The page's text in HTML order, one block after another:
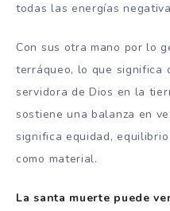
todas las energías
Con sus otra mano por lo
terráqueo, lo que significa
servidora de Dios en la
sostiene una balanza en
significa equidad,
como material.
La santa muerte puede